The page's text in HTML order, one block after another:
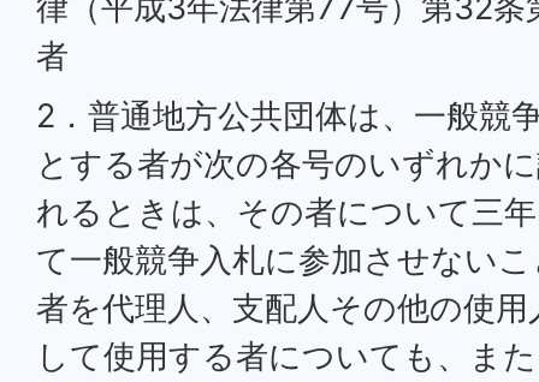
者
2．普通地方公共団体は、一般競
とする者が次の各号のいずれか
れるときは、その者について三
て一般競争入札に参加させない
者を代理人、支配人その他の使
して使用する者についても、ま